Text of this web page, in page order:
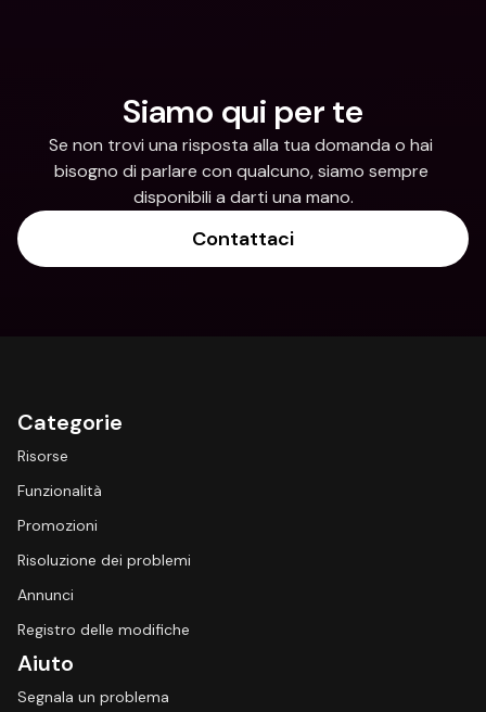
Siamo qui per te
Se non trovi una risposta alla tua domanda o hai
bisogno di parlare con qualcuno, siamo sempre
disponibili a darti una mano.
Contattaci
Categorie
Risorse
Funzionalità
Promozioni
Risoluzione dei problemi
Annunci
Registro delle modifiche
Aiuto
Segnala un problema